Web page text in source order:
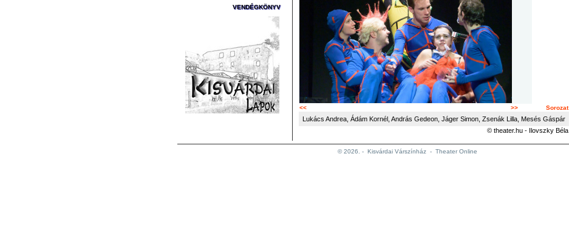
VENDÉGKÖNYV
<< >> Sorozat
Lukács Andrea, Ádám Kornél, András Gedeon, Jáger Simon, Zsenák Lilla, Mesés Gáspár
© theater.hu - Ilovszky Béla
© 2026. - Kisvárdai Várszínház - Theater Online